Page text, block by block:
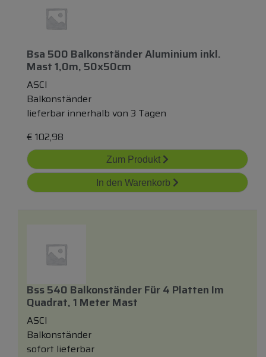
Bsa 500 Balkonständer Aluminium inkl.
Mast 1,0m, 50x50cm
ASCI
Balkonständer
lieferbar innerhalb von 3 Tagen
€ 102,98
Zum Produkt
In den Warenkorb
Bss 540 Balkonständer Für 4 Platten Im
Quadrat, 1 Meter Mast
ASCI
Balkonständer
sofort lieferbar